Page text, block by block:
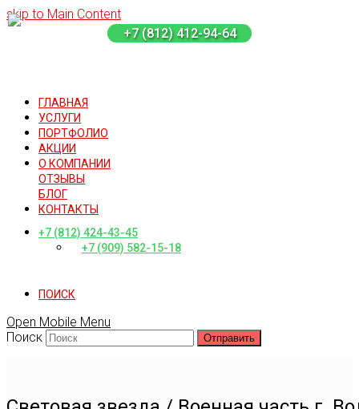
+7 (812) 412-94-64
skip to Main Content
ГЛАВНАЯ
УСЛУГИ
ПОРТФОЛИО
АКЦИИ
О КОМПАНИИ
ОТЗЫВЫ
БЛОГ
КОНТАКТЫ
+7 (812) 424-43-45
+7 (909) 582-15-18
ПОИСК
Open Mobile Menu
Поиск
Отправить